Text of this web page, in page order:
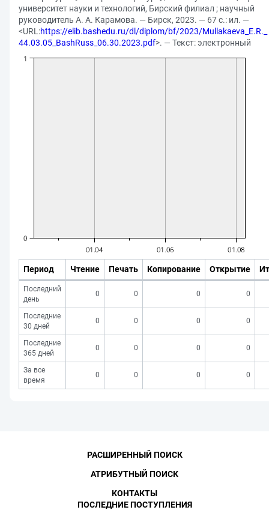
университет науки и технологий, Бирский филиал ; научный
руководитель А. А. Карамова. — Бирск, 2023. — 67 с.: ил. —
<URL:https://elib.bashedu.ru/dl/diplom/bf/2023/Mullakaeva_E.R._
44.03.05_BashRuss_06.30.2023.pdf>. — Текст: электронный
Период Чтение Печать Копирование Открытие
Последний
день
0 0 0 0
Последние
30 дней
0 0 0 0
Последние
365 дней
0 0 0 0
За все
время
0 0 0 0
РАСШИРЕННЫЙ ПОИСК
АТРИБУТНЫЙ ПОИСК
КОНТАКТЫ
ПОСЛЕДНИЕ ПОСТУПЛЕНИЯ